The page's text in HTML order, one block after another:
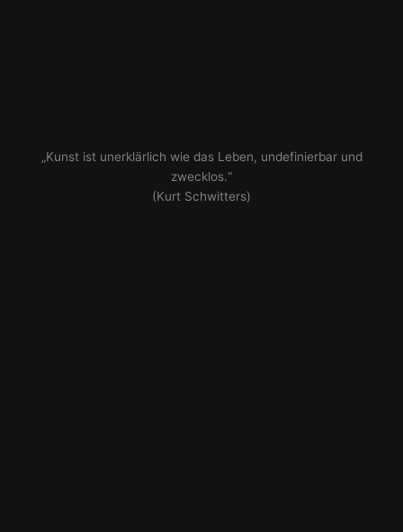
„Kunst ist unerklärlich wie das Leben, undefinierbar und
zwecklos.“
(Kurt Schwitters)